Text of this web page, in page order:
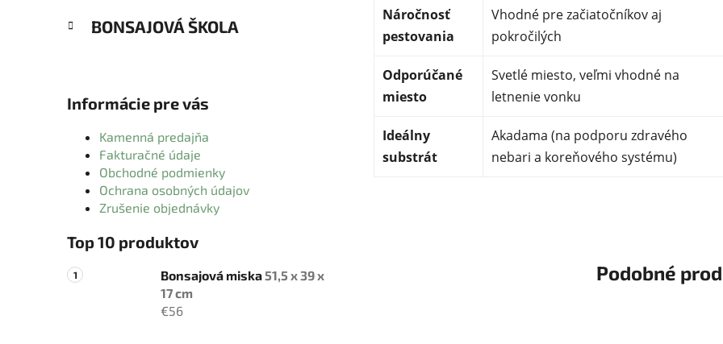
BONSAJOVÁ ŠKOLA
Informácie pre vás
Kamenná predajňa
Fakturačné údaje
Obchodné podmienky
Ochrana osobných údajov
Zrušenie objednávky
Top 10 produktov
Bonsajová miska51,5 x 39 x
17 cm
€56
Náročnosť
pestovania
Vhodné pre začiatočníkov aj
pokročilých
Odporúčané
miesto
Svetlé miesto, veľmi vhodné na
letnenie vonku
Ideálny
substrát
Akadama (na podporu zdravého
nebari a koreňového systému)
Podobné